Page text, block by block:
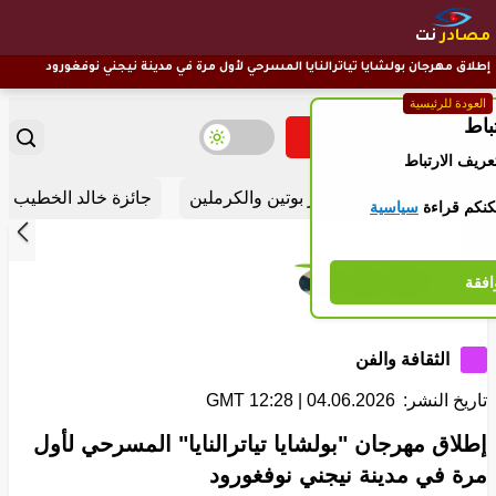
مصادرنت
العودة للرئيسية
إطلاق مهرجان بولشايا تياترالنايا المسرحي لأول مرة في مدينة نيجني نوفغورود